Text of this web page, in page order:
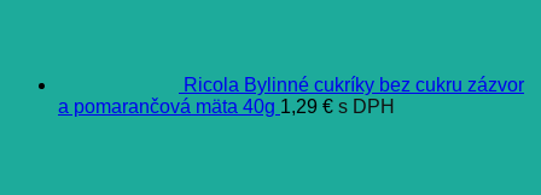
Ricola Bylinné cukríky bez cukru zázvor
a pomarančová mäta 40g 1,29 € s DPH